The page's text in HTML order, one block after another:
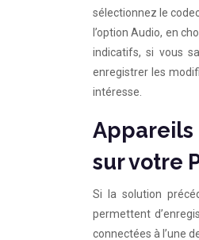
sélectionnez le
l’option Audio, en
indicatifs, si vous
enregistrer les
intéresse.
Appareils
sur votre
Si la solution
permettent
connectées à l’une